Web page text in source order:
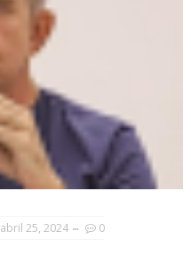
abril 25, 2024 0